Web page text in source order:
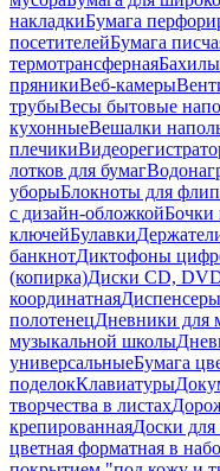
накладкиБумага
посетителейБумага
термотрансфернаяБахилы
пряникиВеб-камеры
трубыВесы бытовые
кухонныеВешалки
плечики
лотков для бумаг
уборыБлокноты для
с дизайн-обложкойБочки
ключейБулавки
банкнотДиктофоны
(копирка)Диски CD,
координатная
полотенецДневники для
музыкальной школы
универсальныеБумага
поделокКлавиатуры
творчества в листах
крепированнаяДоски
цветная форматная в